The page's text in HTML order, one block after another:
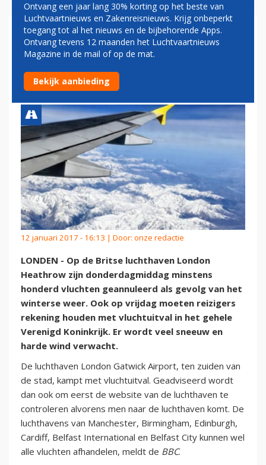
HONDERDTAL VLUCHTEN
GEANNULEERD DOOR
WINTERWEER HEATHROW
12 januari 2017 - 16:13 | Door: onze redactie
LONDEN - Op de Britse luchthaven London
Heathrow zijn donderdagmiddag minstens
honderd vluchten geannuleerd als gevolg van het
winterse weer. Ook op vrijdag moeten reizigers
rekening houden met vluchtuitval in het gehele
Verenigd Koninkrijk. Er wordt veel sneeuw en
harde wind verwacht.
De luchthaven London Gatwick Airport, ten zuiden van
de stad, kampt met vluchtuitval. Geadviseerd wordt
dan ook om eerst de website van de luchthaven te
controleren alvorens men naar de luchthaven komt. De
luchthavens van Manchester, Birmingham, Edinburgh,
Cardiff, Belfast International en Belfast City kunnen wel
alle vluchten afhandelen, meldt de BBC.
Ontvang een jaar lang 30% korting op het beste van
Luchtvaartnieuws en Zakenreisnieuws. Krijg onbeperkt
toegang tot al het nieuws en de bijbehorende Apps.
Ontvang tevens 12 maanden het Luchtvaartnieuws
Magazine in de mail of op de mat.
Bekijk aanbieding